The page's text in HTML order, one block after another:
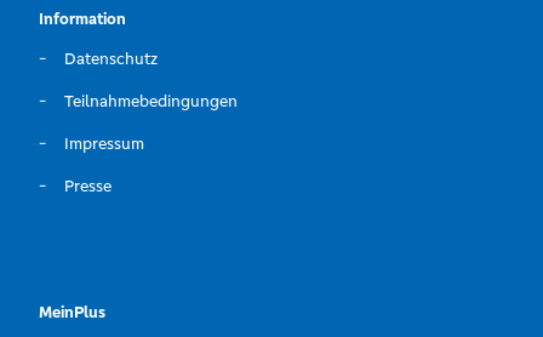
Information
Datenschutz
Teilnahmebedingungen
Impressum
Presse
MeinPlus